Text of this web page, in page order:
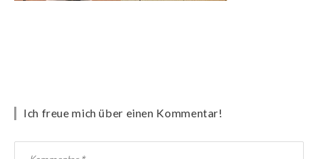
Ich freue mich über einen Kommentar!